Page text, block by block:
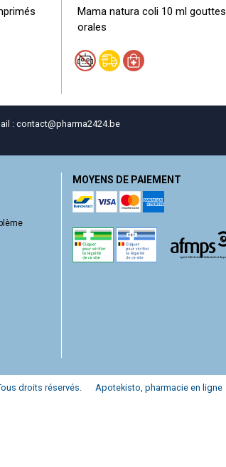
Mama natura coli 10 ml gouttes
orales
: contact@pharma2424.be
MOYENS DE PAIEMENT
droits réservés. Apotekisto , pharmacie en ligne